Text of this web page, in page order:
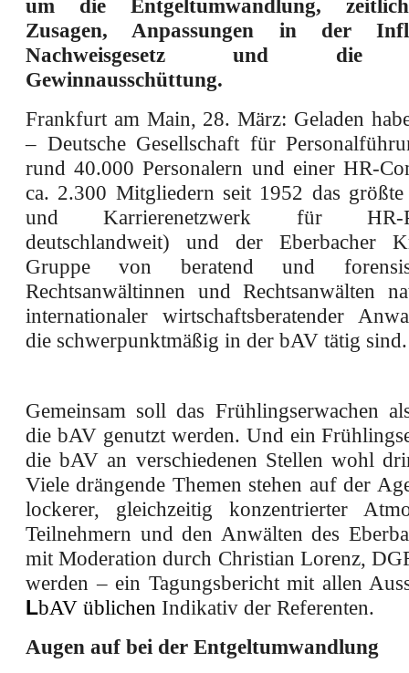
um die Entgeltumwandlung,
Zusagen, Anpassungen in der
Nachweisgesetz und die
Gewinnausschüttung.
Frankfurt am Main, 28. März: Geladen
– Deutsche Gesellschaft für
rund 40.000 Personalern und einer HR-
ca. 2.300 Mitgliedern seit 1952 das
und Karrierenetzwerk für HR-
deutschlandweit) und der Eberbacher
Gruppe von beratend und
Rechtsanwältinnen und Rechtsanwälten
internationaler wirtschaftsberatender
die schwerpunktmäßig in der bAV tätig sind.
Gemeinsam soll das Frühlingserwachen
die bAV genutzt werden. Und ein
die bAV an verschiedenen Stellen wohl
Viele drängende Themen stehen auf der
lockerer, gleichzeitig konzentrierter
Teilnehmern und den Anwälten des
mit Moderation durch Christian Lorenz,
werden – ein Tagungsbericht mit allen
LbAV üblichen Indikativ der Referenten.
Augen auf bei der Entgeltumwandlung